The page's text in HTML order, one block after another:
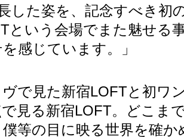
した姿を、記念すべき初
という会場でまた魅せる
感じています。」
ヴで見た新宿LOFTと初ワ
見る新宿LOFT。どこま
等の目に映る世界を確か